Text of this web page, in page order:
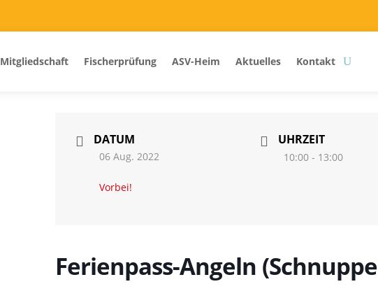
Mitgliedschaft Fischerprüfung ASV-Heim Aktuelles Kontakt
DATUM
06 Aug. 2022
Vorbei!
UHRZEIT
10:00 - 13:00
Ferienpass-Angeln